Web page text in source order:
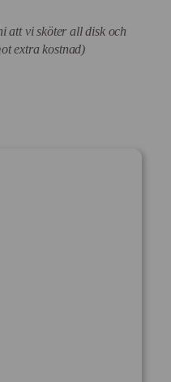
att vi sköter all disk och
extra kostnad)